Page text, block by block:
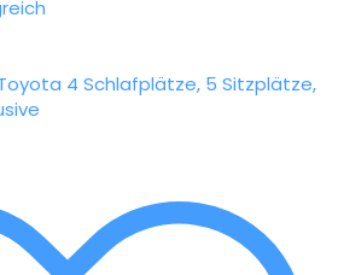
4 Schlafplätze, 5 Sitzplätze,